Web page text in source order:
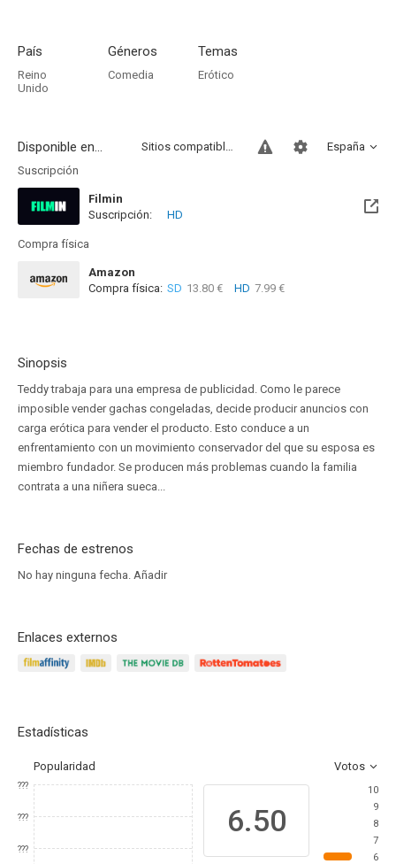
País
Reino
Unido
Géneros
Comedia
Temas
Erótico
Disponible en... España
Sitios compatibles
Suscripción
Filmin
Disponible hasta el Mié, 31 Dic 2031 (Quedan 5 años)
Suscripción: HD
Compra física
Amazon
Compra física: SD 13.80 € HD 7.99 €
Sinopsis
Teddy trabaja para una empresa de publicidad. Como le parece
imposible vender gachas congeladas, decide producir anuncios con
carga erótica para vender el producto. Esto conduce a un
enfrentamiento con un movimiento conservador del que su esposa es
miembro fundador. Se producen más problemas cuando la familia
contrata a una niñera sueca...
Fechas de estrenos
No hay ninguna fecha. Añadir
Enlaces externos
Estadísticas
Popularidad Votos
???
???
???
6.50
10
9
8
7
6